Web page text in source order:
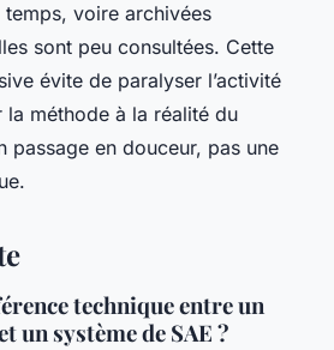
voire archivées
sont peu consultées. Cette
évite de paralyser l’activité
la méthode à la réalité du
passage en douceur, pas une
technique entre un
un système de SAE ?